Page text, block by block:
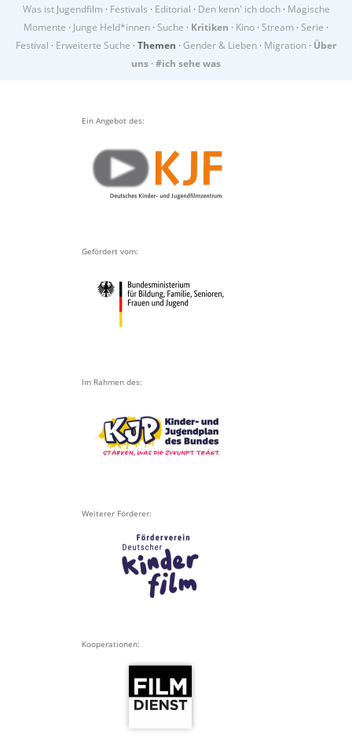
Was ist Jugendfilm · Festivals · Editorial · Den kenn' ich doch· Magische
Momente · Junge Held*innen · Suche · Kritiken · Kino · Stream · Serie ·
Festival · Erweiterte Suche · Themen · Gender & Lieben · Migration · Über
uns · #ich sehe was
Ein Angebot des:
Gefördert vom:
Im Rahmen des:
Weiterer Förderer:
Kooperationen: